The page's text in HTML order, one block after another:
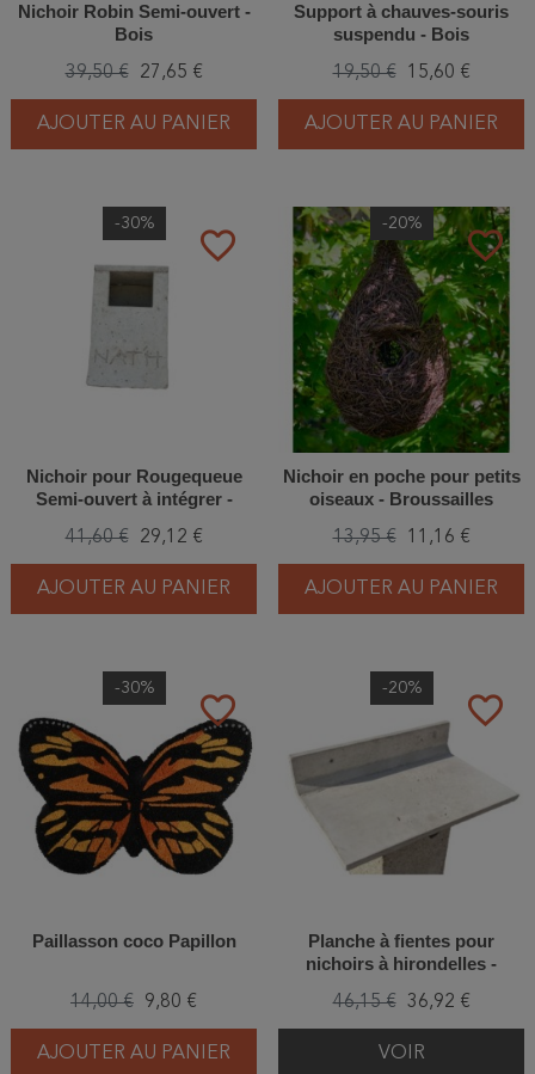
Nichoir Robin Semi-ouvert -
Bois
39,50 € 27,65 €
AJOUTER AU PANIER
Support à chauves-souris
suspendu - Bois
19,50 € 15,60 €
AJOUTER AU PANIER
favorite_border
-30%
Nichoir pour Rougequeue
Semi-ouvert à intégrer -
41,60 € 29,12 €
AJOUTER AU PANIER
favorite_border
-20%
Nichoir en poche pour petits
oiseaux - Broussailles
13,95 € 11,16 €
AJOUTER AU PANIER
favorite_border
-30%
Paillasson coco Papillon
14,00 € 9,80 €
AJOUTER AU PANIER
favorite_border
-20%
Planche à fientes pour
nichoirs à hirondelles -
46,15 € 36,92 €
VOIR